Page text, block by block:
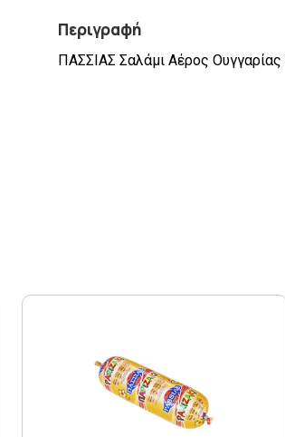
Περιγραφή
ΠΑΣΣΙΑΣ Σαλάμι Αέρος Ουγγαρίας